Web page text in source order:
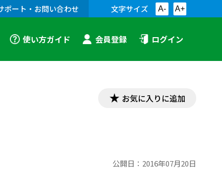
ポート・お問い合わせ 文字サイズ A- A+
使い方ガイド 会員登録 ログイン
お気に入りに追加
公開日： 2016年07月20日